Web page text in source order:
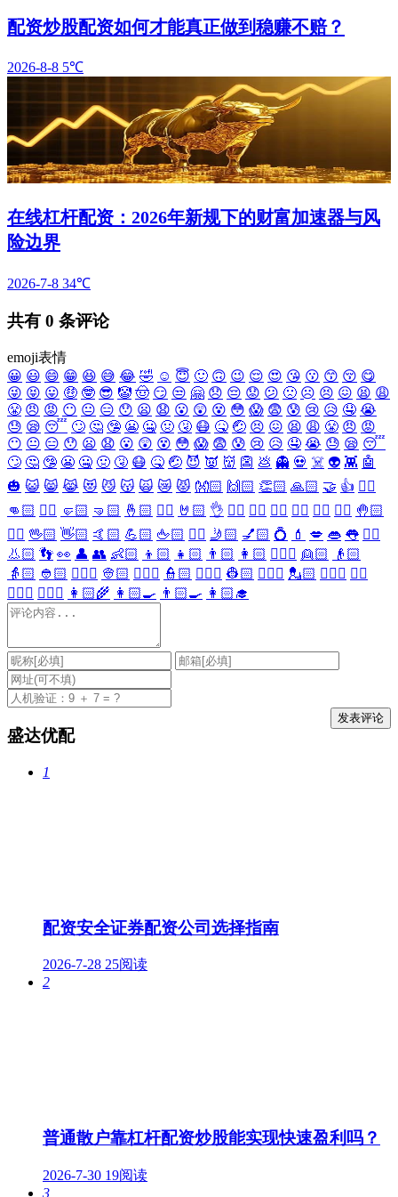
配资炒股配资如何才能真正做到稳赚不赔？
2026-8-8 5℃
在线杠杆配资：2026年新规下的财富加速器与风
险边界
2026-7-8 34℃
共有 0 条评论
emoji表情
😀 😃 😄 😁 😆 😅 😂 🤣 ☺️ 😇 🙂 🙃 😉 😌 😍 😘 😗 😙 😚 😋
😜 😝 😛 🤑 🤓 😎 🤡 🤠 😏 😒 🤗 😞 😔 😟 😕 🙁 ☹️ 😣 😖 😫 😩
😤 😠 😡 😶 😐 😑 😯 😦 😧 😮 😲 😵 😳 😱 😨 😰 😢 😥 🤤 😭
😓 😪 😴 🙄 🤔 🤥 😬 🤐 🤢 🤧 😷 🤒 🤕 😣 😖 😫 😩 😤 😠 😡
😶 😐 😑 😯 😦 😧 😮 😲 😵 😳 😱 😨 😰 😢 😥 🤤 😭 😓 😪 😴
🙄 🤔 🤥 😬 🤐 🤢 🤧 😷 🤒 🤕 😈 👿 👹 👺 💩 👻 💀 ☠️ 👽 👾 🤖
🎃 😺 😸 😹 😻 😼 😽 🙀 😿 😾 👐🏻 🙌🏻 👏🏻 🙏🏻 🤝 👍 👎🏻
👊🏻 ✊🏻 🤛🏻 🤜🏻 🤞🏻 ✌🏻 🤘🏻 👌 👈🏻 👉🏻 👆🏻 👇🏻 ☝🏻 ✋🏻 🤚🏻
🖐🏻 🖖🏻 👋🏻 🤙🏻 💪🏻 🖕🏻 ✍🏻 🤳🏻 💅🏻 💍 💄 💋 👄 👅 👂🏻
👃🏻 👣 👀 👤 👥 👶🏻 👦🏻 👧🏻 👨🏻 👩🏻 👱🏻‍♀️ 👱🏻
👴🏻
👵🏻 👲🏻 👳🏻‍♀️ 👳🏻 👮🏻‍♀️ 👮🏻 👷🏻‍♀️ 👷🏻 💂🏻‍♀️ 💂🏻 🕵🏻‍♀️ 🕵🏻
👩🏻‍⚕️ 👨🏻‍⚕️ 👩🏻‍🌾 👩🏻‍🍳 👨🏻‍🍳 👩🏻‍🎓
盛达优配
1
配资安全证券配资公司选择指南
2026-7-28 25阅读
2
普通散户靠杠杆配资炒股能实现快速盈利吗？
2026-7-30 19阅读
3